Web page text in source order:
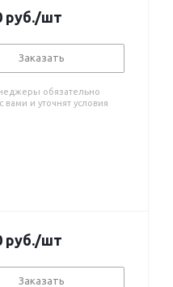
руб./шт
Заказать
обязательно
вами и уточнят условия
руб./шт
Заказать